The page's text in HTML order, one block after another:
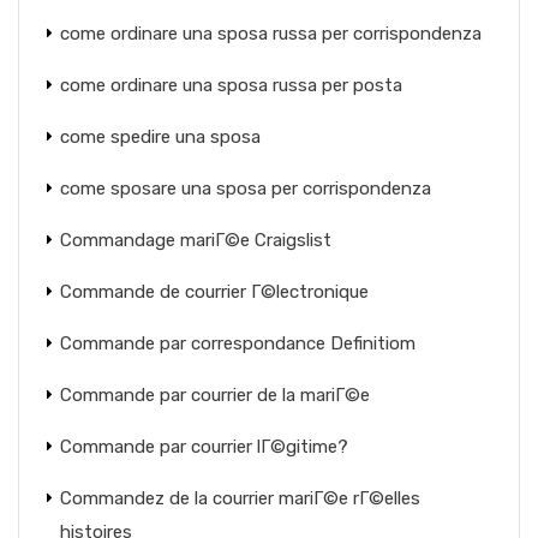
come ordinare una sposa russa per corrispondenza
come ordinare una sposa russa per posta
come spedire una sposa
come sposare una sposa per corrispondenza
Commandage mariГ©e Craigslist
Commande de courrier Г©lectronique
Commande par correspondance Definitiom
Commande par courrier de la mariГ©e
Commande par courrier lГ©gitime?
Commandez de la courrier mariГ©e rГ©elles
histoires